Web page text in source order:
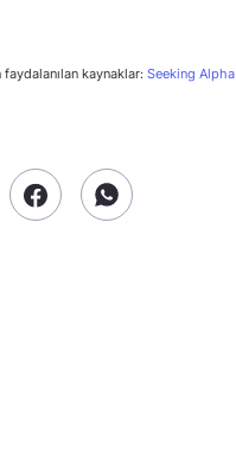
faydalanılan kaynaklar: Seeking Alpha